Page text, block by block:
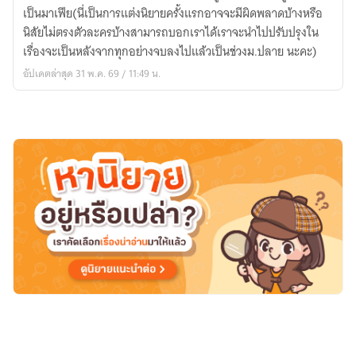
Assassination
Classroom
ยินดี
ตอน
รับ
มาเฟียoc
เป็นมาเฟีย(นี่เป็นการแต่งนิยายครั้งแรกอาจจะมีผิดพลาดบ้างหรือ
นิสัยไม่ตรงตัวละครบ้างสามารถบอกเราได้เราจะนำไปปรับปรุงใน
เรื่องจะเป็นหลังจากทุกอย่างจบลงไปแล้วเป็นช่วงม.ปลาย นะคะ)
อัปเดตล่าสุด 31 พ.ค. 69 / 11:49 น.